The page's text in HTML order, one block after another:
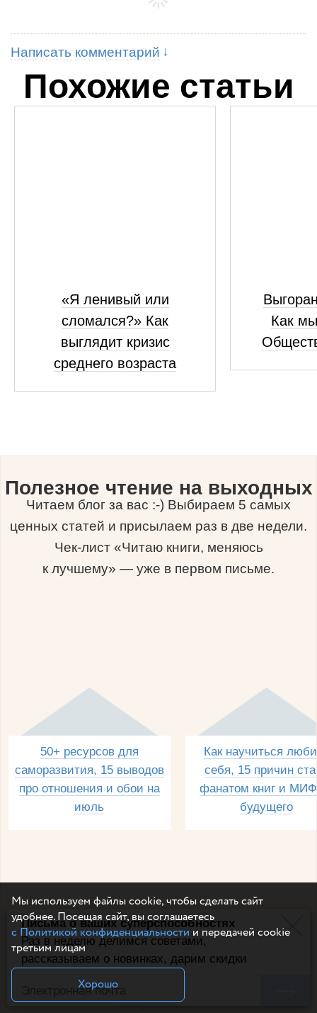
Письма о ваших суперспособностях
Раз в неделю делимся советами,
рассказываем о новинках, дарим скидки
Написать комментарий
Похожие статьи
«Я ленивый или
сломался?» Как
выглядит кризис
среднего возраста
Как
Полезное чтение на выходных
Читаем блог за вас :-) Выбираем 5 самых
ценных статей и присылаем раз в две недели.
Чек-лист «Читаю книги, меняюсь
к лучшему» — уже в первом письме.
50+ ресурсов для
саморазвития, 15 выводов
про отношения и обои на
июль
Как научиться
себя, 15 причин
фанатом книг и
будущего
Электронная почта
Например, dulsineya@gmail.com
Без спама и смс
Мы используем файлы cookie, чтобы сделать сайт
удобнее. Посещая сайт, вы соглашаетесь
с Политикой конфиденциальностии передачей cookie
третьим лицам
Хорошо